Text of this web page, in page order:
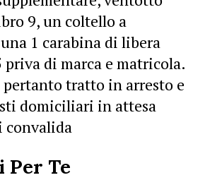
9, un coltello a
1 carabina di libera
di marca e matricola.
pertanto tratto in arresto e
domiciliari in attesa
convalida
Per Te